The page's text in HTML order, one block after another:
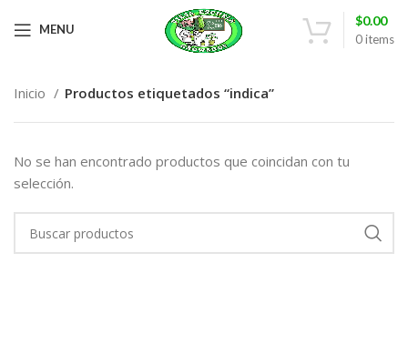
MENU
0items
$0.00
Inicio Productos etiquetados “indica”
No se han encontrado productos que coincidan con tu
selección.